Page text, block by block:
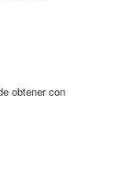
obtener con